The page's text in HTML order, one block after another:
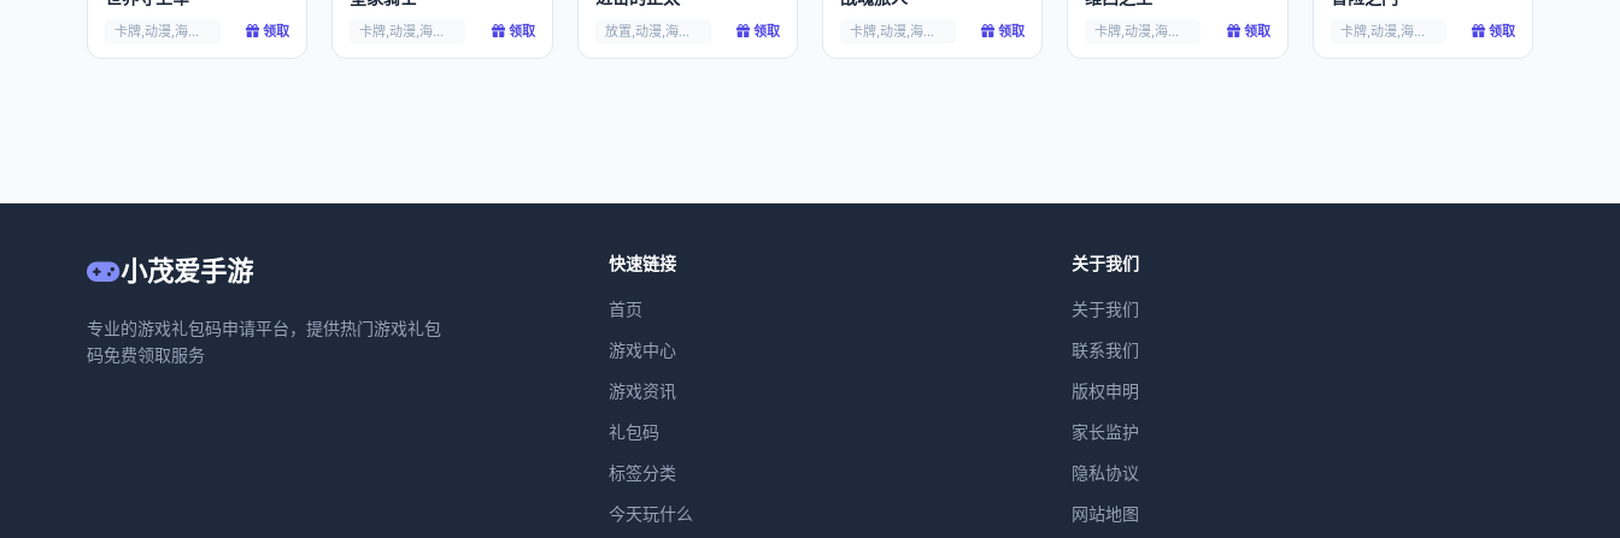
卡牌,动漫,海贼王, 领取 卡牌,动漫,海贼王, 领取 放置,动漫,海贼王, 领取 卡牌,动漫,海贼王, 领取 卡牌,动漫,海贼王, 领取 卡牌,动漫,海贼王, 领取
小茂爱手游
专业的游戏礼包码申请平台，提供热门游戏礼包
码免费领取服务
快速链接
首页
游戏中心
游戏资讯
礼包码
标签分类
今天玩什么
关于我们
关于我们
联系我们
版权申明
家长监护
隐私协议
网站地图